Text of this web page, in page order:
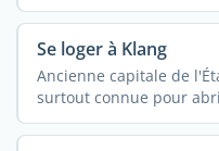
Se loger à Klang
Ancienne capitale de
surtout connue pour